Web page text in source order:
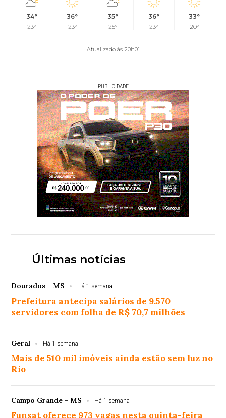
34°
23°
36°
23°
35°
25°
36°
23°
33°
20°
Atualizado às 20h01
PUBLICIDADE
Últimas notícias
Dourados - MS Há 1 semana
Prefeitura antecipa salários de 9.570
servidores com folha de R$ 70,7 milhões
Geral Há 1 semana
Mais de 510 mil imóveis ainda estão sem luz no
Rio
Campo Grande - MS Há 1 semana
Funsat oferece 973 vagas nesta quinta-feira